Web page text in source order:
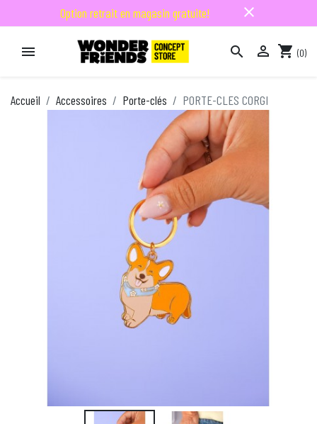
Option retrait en magasin gratuite! close
   shopping_cart (0)
Accueil Accessoires Porte-clés PORTE-CLES CORGI